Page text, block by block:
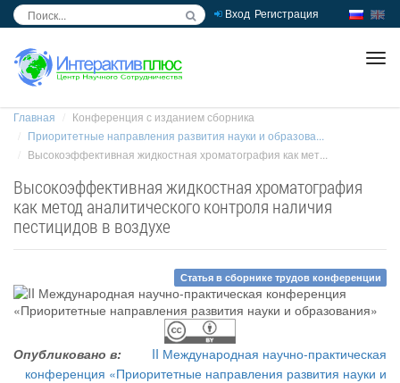
Вход Регистрация
Главная
Конференция с изданием сборника
Приоритетные направления развития науки и образова...
Высокоэффективная жидкостная хроматография как мет...
Высокоэффективная жидкостная хроматография
как метод аналитического контроля наличия
пестицидов в воздухе
Статья в сборнике трудов конференции
Опубликовано в:
II Международная научно-практическая
конференция «Приоритетные направления развития науки и